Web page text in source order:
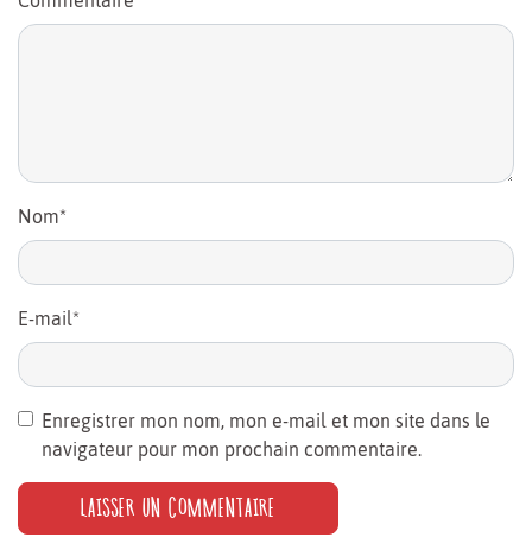
Nom*
E-mail*
Enregistrer mon nom, mon e-mail et mon site dans le
navigateur pour mon prochain commentaire.